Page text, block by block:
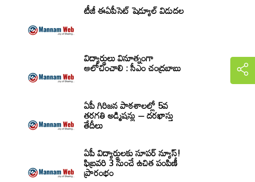
టీజీ ఈఏపీసెట్‌ షెడ్యూల్‌ విడుదల
విద్యార్థులు వినూత్నంగా
ఆలోచించాలి : సీఎం చంద్రబాబు
ఏపీ గిరిజన పాఠశాలల్లో 5వ
తరగతి అడ్మిషన్లు – దరఖాస్తు
తేదీలు
ఏపీ విద్యార్థులకు సూపర్ న్యూస్!
ఫిబ్రవరి 3 నుంచే ఉచిత పంపిణీ
ప్రారంభం